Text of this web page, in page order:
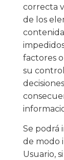
correcta
de los
factores
su
Se podrá
de modo
Usuario,